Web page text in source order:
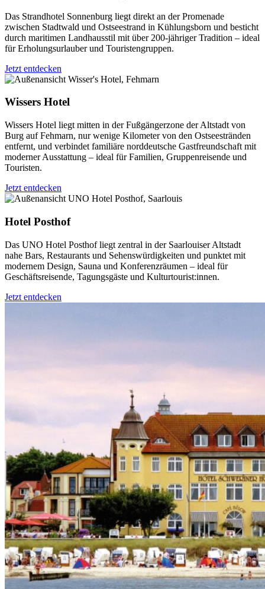
Das Strandhotel Sonnenburg liegt direkt an der Promenade
zwischen Stadtwald und Ostseestrand in Kühlungsborn und besticht
durch maritimen Landhausstil mit über 200-jähriger Tradition – ideal
für Erholungsurlauber und Touristengruppen.
Jetzt entdecken
Wissers Hotel
Wissers Hotel liegt mitten in der Fußgängerzone der Altstadt von
Burg auf Fehmarn, nur wenige Kilometer von den Ostseestränden
entfernt, und verbindet familiäre norddeutsche Gastfreundschaft mit
moderner Ausstattung – ideal für Familien, Gruppenreisende und
Touristen.
Jetzt entdecken
Hotel Posthof
Das UNO Hotel Posthof liegt zentral in der Saarlouiser Altstadt
nahe Bars, Restaurants und Sehenswürdigkeiten und punktet mit
modernem Design, Sauna und Konferenzräumen – ideal für
Geschäftsreisende, Tagungsgäste und Kulturtourist:innen.
Jetzt entdecken